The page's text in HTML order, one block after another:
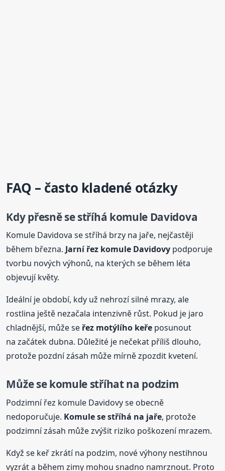
FAQ – často kladené otázky
Kdy přesně se stříhá komule Davidova
Komule Davidova se stříhá brzy na jaře, nejčastěji
během března. Jarnířez komule Davidovy podporuje
tvorbu nových výhonů, na kterých se během léta
objevují květy.
Ideální je období, kdy už nehrozí silné mrazy, ale
rostlina ještě nezačala intenzivně růst. Pokud je jaro
chladnější, může seřez motýlího keře posunout
na začátek dubna. Důležité je nečekat příliš dlouho,
protože pozdní zásah může mírně zpozdit kvetení.
Může se komule stříhat na podzim
Podzimní řez komule Davidovy se obecně
nedoporučuje. Komule se stříhá na jaře, protože
podzimní zásah může zvýšit riziko poškození mrazem.
Když se keř zkrátí na podzim, nové výhony nestihnou
vyzrát a během zimy mohou snadno namrznout. Proto